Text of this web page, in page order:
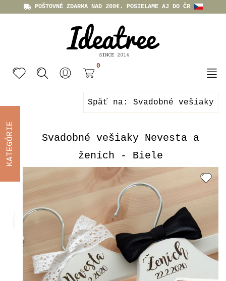
POŠTOVNÉ ZDARMA NAD 200€. POSIELAME AJ DO ČR
0
Späť na: Svadobné vešiaky
Svadobné vešiaky Nevesta a
ženích - Biele
KATEGÓRIE